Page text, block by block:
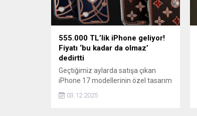
555.000 TL’lik iPhone geliyor!
Fiyatı ‘bu kadar da olmaz’
dedirtti
Geçtiğimiz aylarda satışa çıkan
iPhone 17 modellerinin özel tasarım
serisi raflardaki yerini aldı. Dört farklı
seçenekten oluşan bu koleksiyonda
03.12.2025